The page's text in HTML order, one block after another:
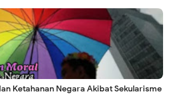
Ketahanan Negara Akibat Sekularisme